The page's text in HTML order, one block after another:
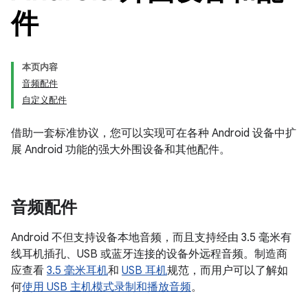
件
本页内容
音频配件
自定义配件
借助一套标准协议，您可以实现可在各种 Android 设备中扩
展 Android 功能的强大外围设备和其他配件。
音频配件
Android 不但支持设备本地音频，而且支持经由 3.5 毫米有
线耳机插孔、USB 或蓝牙连接的设备外远程音频。制造商
应查看 3.5 毫米耳机和 USB 耳机规范，而用户可以了解如
何使用 USB 主机模式录制和播放音频。